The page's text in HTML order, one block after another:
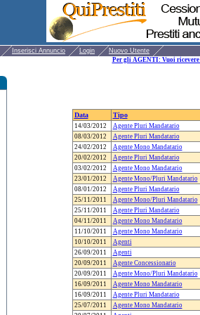
Inserisci Annuncio Login
Nuovo Utente
Per gli AGENTI: Vuoi
Data Tipo
14/03/2012
Agente Pluri Mandatario
08/03/2012
Agente Pluri Mandatario
24/02/2012
Agente Mono Mandatario
20/02/2012
Agente Pluri Mandatario
03/02/2012
Agente Mono Mandatario
23/01/2012
Agente Mono/Pluri Mandatario
08/01/2012
Agente Pluri Mandatario
25/11/2011
Agente Mono/Pluri Mandatario
25/11/2011
Agente Pluri Mandatario
04/11/2011
Agente Mono Mandatario
11/10/2011
Agente Mono Mandatario
10/10/2011
Agenti
26/09/2011
Agenti
20/09/2011
Agente Concessionario
20/09/2011
Agente Mono/Pluri Mandatario
16/09/2011
Agente Mono Mandatario
16/09/2011
Agente Pluri Mandatario
25/07/2011
Agente Mono Mandatario